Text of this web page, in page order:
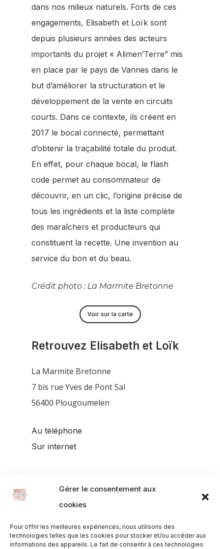
Gérer le consentement aux
cookies
Pour offrir les meilleures expériences, nous utilisons des
technologies telles que les cookies pour stocker et/ou accéder aux
informations des appareils. Le fait de consentir à ces technologies
dans nos milieux naturels. Forts de ces
engagements, Elisabeth et Loïk sont
depuis plusieurs années des acteurs
importants du projet « Alimen’Terre” mis
en place par le pays de Vannes dans le
but d’améliorer la structuration et le
développement de la vente en circuits
courts. Dans ce contexte, ils créent en
2017 le bocal connecté, permettant
d’obtenir la traçabilité totale du produit.
En effet, pour chaque bocal, le flash
code permet au consommateur de
découvrir, en un clic, l’origine précise de
tous les ingrédients et la liste complète
des maraîchers et producteurs qui
constituent la recette. Une invention au
service du bon et du beau.
Crédit photo : La Marmite Bretonne
Voir sur la carte
Retrouvez Elisabeth et Loïk
La Marmite Bretonne
7 bis rue Yves de Pont Sal
56400 Plougoumelen
Au téléphone
Sur internet